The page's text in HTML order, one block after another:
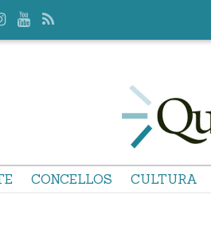
CONCELLOS CULTURA